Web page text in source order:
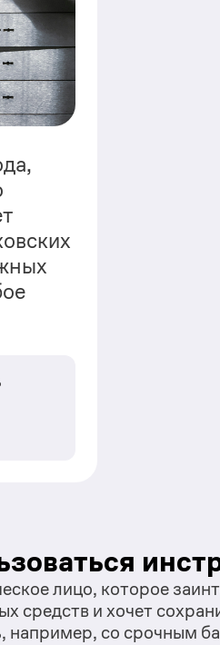
лицо, которое
средств и хочет
например, со срочным